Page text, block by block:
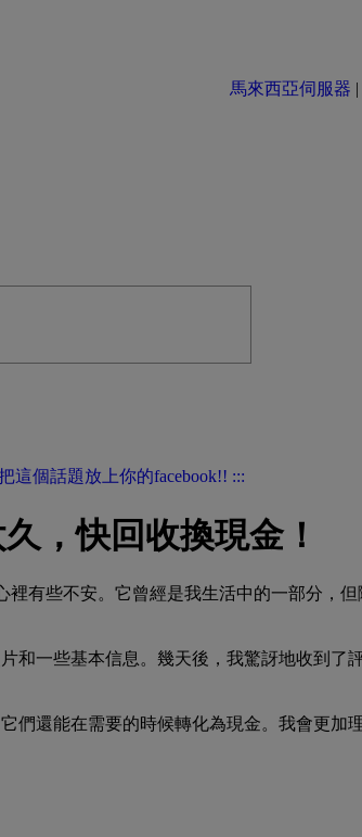
馬來西亞伺服器 |
，快回收換現金！
裡有些不安。它曾經是我生活中的一部分，
和一些基本信息。幾天後，我驚訝地收到
們還能在需要的時候轉化為現金。我會更